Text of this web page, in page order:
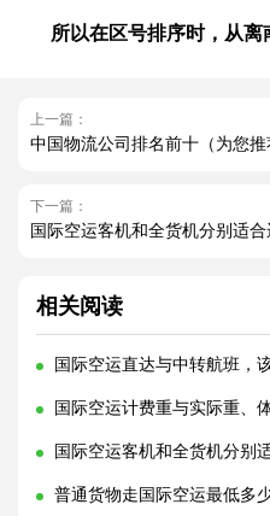
所以在区号排序时，从离
上一篇：
中国物流公司排名前十（为您推
下一篇：
国际空运客机和全货机分别适
相关阅读
国际空运直达与中转航班，
国际空运计费重与实际重、
国际空运客机和全货机分别
普通货物走国际空运最低多